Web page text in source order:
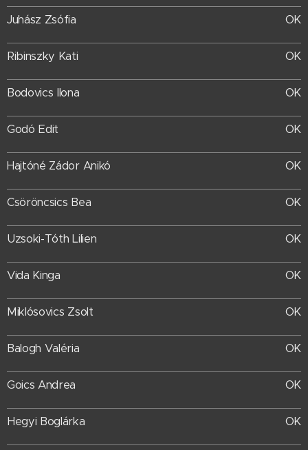
Juhász Zsófia OK
Ribinszky Kati OK
Bodovics Ilona OK
Godó Edit OK
Hajtóné Zádor Anikó OK
Csöröncsics Bea OK
Uzsoki-Tóth Lilien OK
Vida Kinga OK
Miklósovics Zsolt OK
Balogh Valéria OK
Goics Andrea OK
Hegyi Boglárka OK